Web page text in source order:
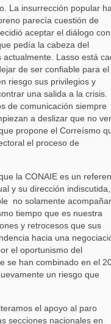
La insurrección popular
parecía cuestión de
aceptar el diálogo con
pedía la cabeza del
Lasso está
de ser confiable para el
riesgo sus privilegios y
una salida a la crisis.
de comunicación siempre
a deslizar que no
propone el Correísmo
el proceso de
la CONAIE es un
y su dirección indiscutida,
no solamente
tiempo que es nuestra
y retrocesos que sus
hacia una
el oportunismo del
se han combinado en el
un riesgo que
el apoyo al paro
secciones nacionales en